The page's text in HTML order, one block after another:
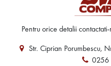
Pentru orice detalii
Str. Ciprian Porumbescu,
0256